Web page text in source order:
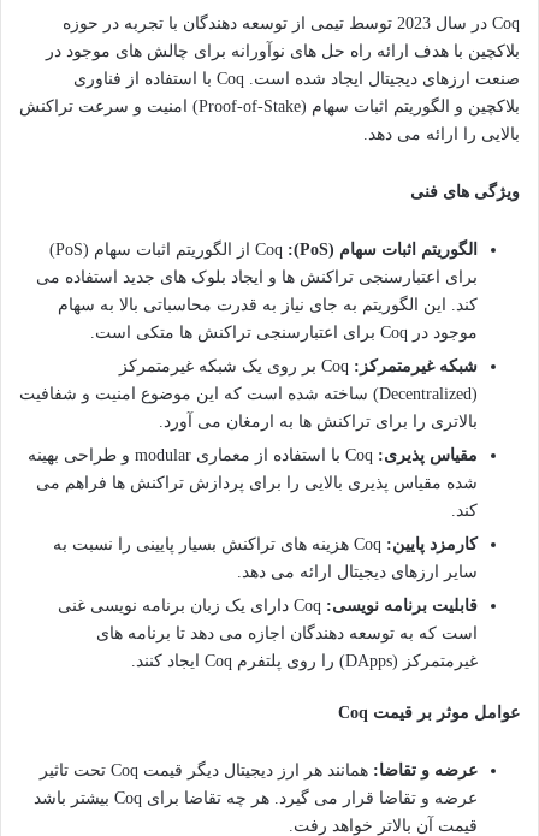
Coq در سال 2023 توسط تیمی از توسعه دهندگان با تجربه در حوزه
بلاکچین با هدف ارائه راه حل های نوآورانه برای چالش های موجود در
صنعت ارزهای دیجیتال ایجاد شده است. Coq با استفاده از فناوری
بلاکچین و الگوریتم اثبات سهام (Proof-of-Stake) امنیت و سرعت تراکنش
بالایی را ارائه می دهد.
ویژگی های فنی
الگوریتم اثبات سهام (PoS):
Coq از الگوریتم اثبات سهام (PoS)
برای اعتبارسنجی تراکنش ها و ایجاد بلوک های جدید استفاده می
کند. این الگوریتم به جای نیاز به قدرت محاسباتی بالا به سهام
موجود در Coq برای اعتبارسنجی تراکنش ها متکی است.
شبکه غیرمتمرکز:
Coq بر روی یک شبکه غیرمتمرکز
(Decentralized) ساخته شده است که این موضوع امنیت و شفافیت
بالاتری را برای تراکنش ها به ارمغان می آورد.
مقیاس پذیری:
Coq با استفاده از معماری modular و طراحی بهینه
شده مقیاس پذیری بالایی را برای پردازش تراکنش ها فراهم می
کند.
کارمزد پایین:
Coq هزینه های تراکنش بسیار پایینی را نسبت به
سایر ارزهای دیجیتال ارائه می دهد.
قابلیت برنامه نویسی:
Coq دارای یک زبان برنامه نویسی غنی
است که به توسعه دهندگان اجازه می دهد تا برنامه های
غیرمتمرکز (DApps) را روی پلتفرم Coq ایجاد کنند.
عوامل موثر بر قیمت Coq
عرضه و تقاضا:
همانند هر ارز دیجیتال دیگر قیمت Coq تحت تاثیر
عرضه و تقاضا قرار می گیرد. هر چه تقاضا برای Coq بیشتر باشد
قیمت آن بالاتر خواهد رفت.